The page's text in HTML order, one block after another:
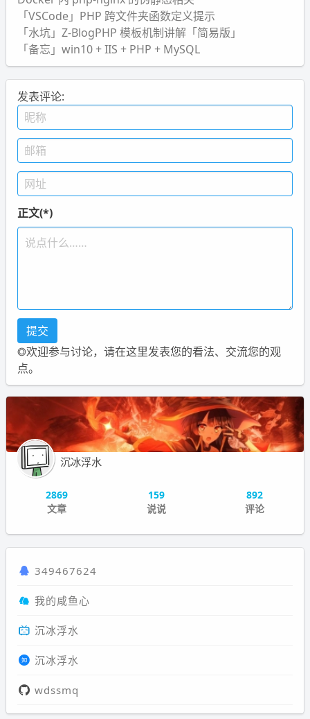
「VSCode」PHP 跨文件夹函数定义提示
「水坑」Z-BlogPHP 模板机制讲解「简易版」
「备忘」win10 + IIS + PHP + MySQL
发表评论:
正文(*)
◎欢迎参与讨论，请在这里发表您的看法、交流您的观
点。
沉冰浮水
2869
文章
159
说说
892
评论
349467624
我的咸鱼心
沉冰浮水
沉冰浮水
wdssmq